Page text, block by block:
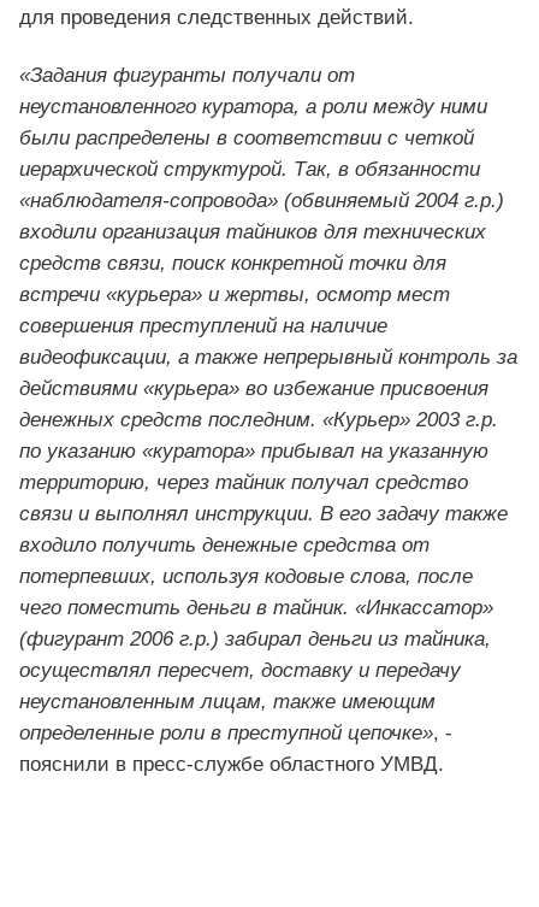
для проведения следственных действий.
«Задания фигуранты получали от
неустановленного куратора, а роли между ними
были распределены в соответствии с четкой
иерархической структурой. Так, в обязанности
«наблюдателя-сопровода» (обвиняемый 2004 г.р.)
входили организация тайников для технических
средств связи, поиск конкретной точки для
встречи «курьера» и жертвы, осмотр мест
совершения преступлений на наличие
видеофиксации, а также непрерывный контроль за
действиями «курьера» во избежание присвоения
денежных средств последним. «Курьер» 2003 г.р.
по указанию «куратора» прибывал на указанную
территорию, через тайник получал средство
связи и выполнял инструкции. В его задачу также
входило получить денежные средства от
потерпевших, используя кодовые слова, после
чего поместить деньги в тайник. «Инкассатор»
(фигурант 2006 г.р.) забирал деньги из тайника,
осуществлял пересчет, доставку и передачу
неустановленным лицам, также имеющим
определенные роли в преступной цепочке», -
пояснили в пресс-службе областного УМВД.